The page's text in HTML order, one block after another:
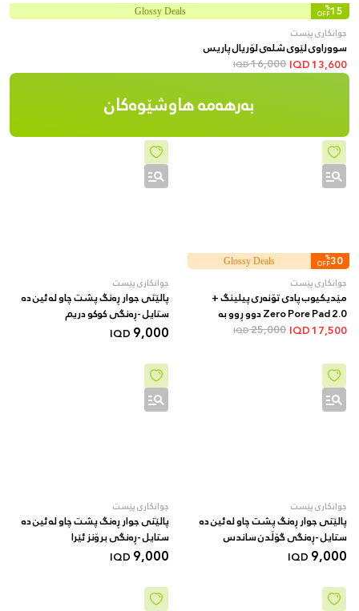
15
%
OFF
Glossy Deals
جوانکاری پێست
سووراوی لێوی شلەی لۆریال پاریس
13,600
16,000
IQD
بەرهەمە هاوشێوەکان
30
%
OFF
Glossy Deals
جوانکاری پێست
مێدیکیوب پادی تۆنەری پیلینگ +
Zero Pore Pad 2.0 دوو ڕوو بە
AHA/BHA + 70 دانە
17,500
25,000
IQD
جوانکاری پێست
پالێتی جوار ڕەنگ پشت چاو لە ئین دە
ستایل -ڕەنگی کوکو دریم
9,000
IQD
جوانکاری پێست
پالێتی جوار ڕەنگ پشت چاو لە ئین دە
ستایل -ڕەنگی گۆڵدن ساندس
9,000
IQD
جوانکاری پێست
پالێتی جوار ڕەنگ پشت چاو لە ئین دە
ستایل -ڕەنگی برۆنز ئێرا
9,000
IQD